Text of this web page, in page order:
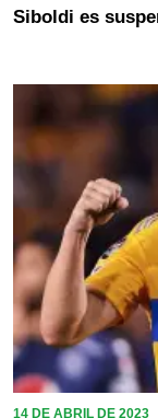
Siboldi es
14 DE ABRIL DE 2023